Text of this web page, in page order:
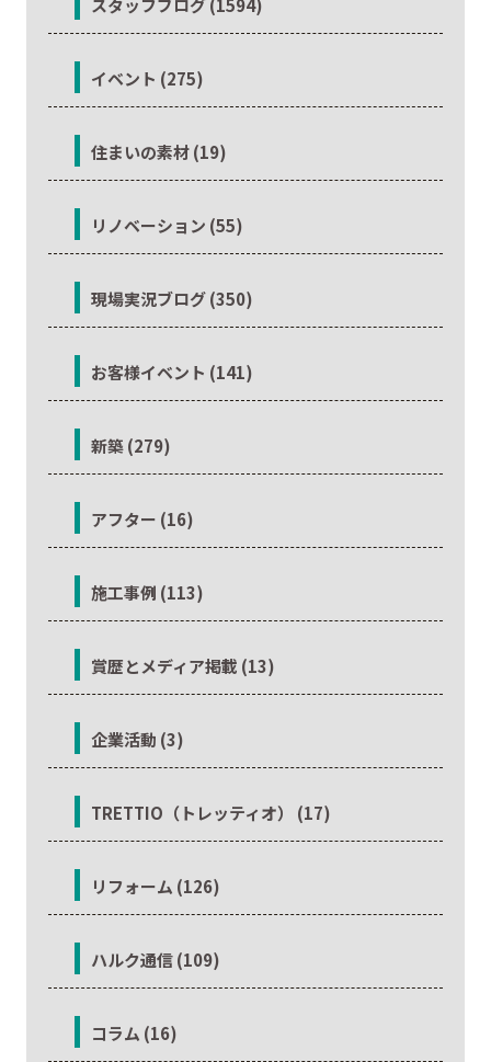
スタッフブログ (1594)
イベント (275)
住まいの素材 (19)
リノベーション (55)
現場実況ブログ (350)
お客様イベント (141)
新築 (279)
アフター (16)
施工事例 (113)
賞歴とメディア掲載 (13)
企業活動 (3)
TRETTIO（トレッティオ） (17)
リフォーム (126)
ハルク通信 (109)
コラム (16)